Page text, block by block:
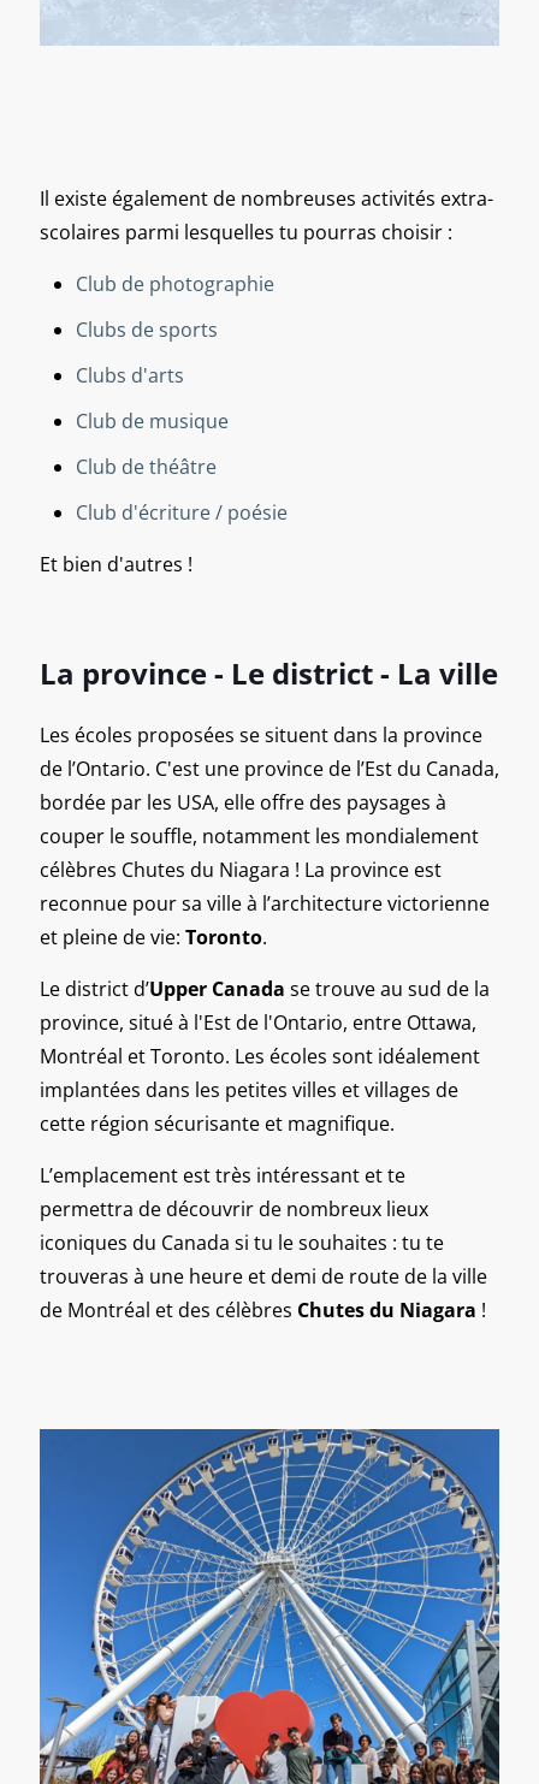
Il existe également de nombreuses activités extra-
scolaires parmi lesquelles tu pourras choisir :
Club de photographie
Clubs de sports
Clubs d'arts
Club de musique
Club de théâtre
Club d'écriture / poésie
Et bien d'autres !
La province - Le district - La ville
Les écoles proposées se situent dans la province
de l’Ontario. C'est une province de l’Est du Canada,
bordée par les USA, elle offre des paysages à
couper le souffle, notamment les mondialement
célèbres Chutes du Niagara ! La province est
reconnue pour sa ville à l’architecture victorienne
et pleine de vie: Toronto.
Le district d’Upper Canada se trouve au sud de la
province, situé à l'Est de l'Ontario, entre Ottawa,
Montréal et Toronto. Les écoles sont idéalement
implantées dans les petites villes et villages de
cette région sécurisante et magnifique.
L’emplacement est très intéressant et te
permettra de découvrir de nombreux lieux
iconiques du Canada si tu le souhaites : tu te
trouveras à une heure et demi de route de la ville
de Montréal et des célèbres Chutes du Niagara !